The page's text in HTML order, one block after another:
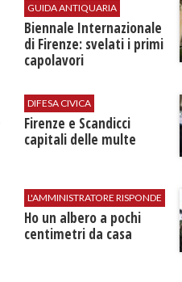
GUIDA ANTIQUARIA
Biennale Internazionale
di Firenze: svelati i primi
capolavori
DIFESA CIVICA
Firenze e Scandicci
capitali delle multe
L'AMMINISTRATORE RISPONDE
Ho un albero a pochi
centimetri da casa